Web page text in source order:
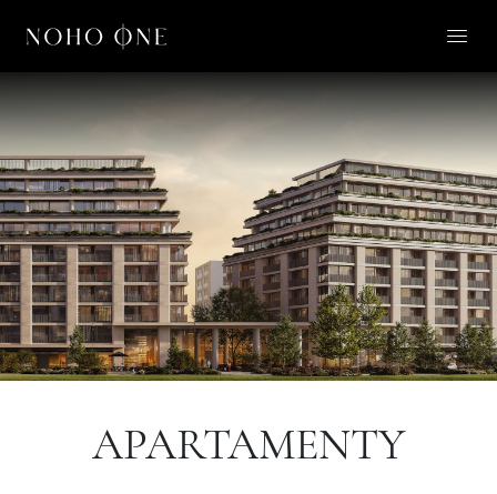
O NOHO ONE
LIFESTYLE
APARTAMENTY
O NAS
KONTAKT
APARTAMENTY